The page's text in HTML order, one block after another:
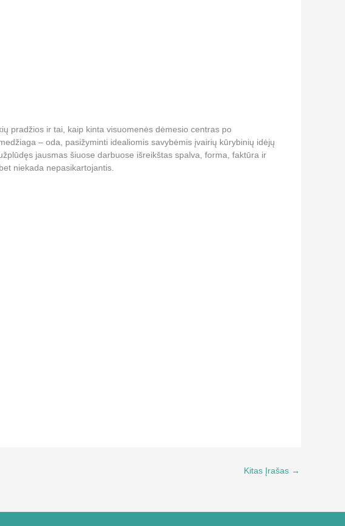
pradžios ir tai, kaip kinta visuomenės dėmesio centras po
– oda, pasižyminti idealiomis savybėmis įvairių kūrybinių idėjų
jausmas šiuose darbuose išreikštas spalva, forma, faktūra ir
niekada nepasikartojantis.
Kitas Įrašas →